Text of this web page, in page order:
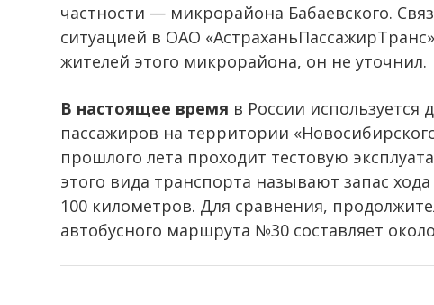
частности — микрорайона Бабаевского.
ситуацией в ОАО
жителей этого микрорайона, он не уточнил.
В настоящее время в России используется
пассажиров на территории
прошлого лета проходит тестовую
этого вида транспорта называют запас
100 километров. Для сравнения,
автобусного маршрута №30 составляет